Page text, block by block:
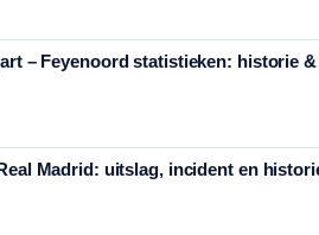
– Feyenoord statistieken: historie
Madrid: uitslag, incident en